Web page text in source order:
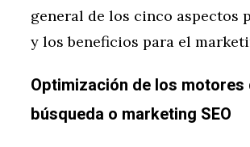
general de los cinco aspectos
y los beneficios para el
Optimización de los motores
búsqueda o marketing SEO